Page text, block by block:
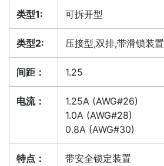
类型1: 可拆开型
类型2: 压接型,双排,带滑锁装置
间距： 1.25
电流：
1.25A (AWG#26)
1.0A (AWG#28)
0.8A (AWG#30)
特点： 带安全锁定装置